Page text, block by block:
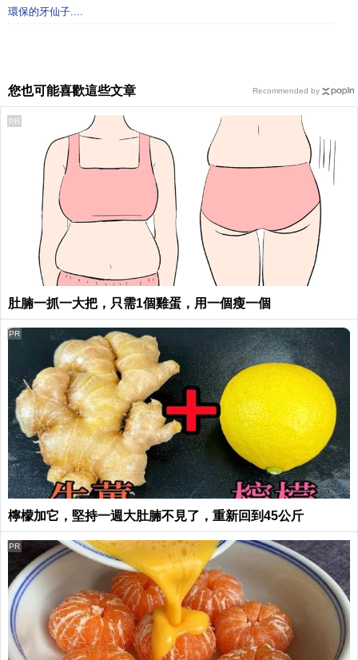
環保的牙仙子....
您也可能喜歡這些文章
肚腩一抓一大把，只需1個雞蛋，用一個瘦一個
PR
檸檬加它，堅持一週大肚腩不見了，重新回到45公斤
PR
PR
Recommended by